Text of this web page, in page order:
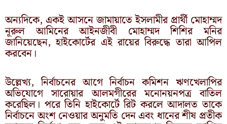
অন্যদিকে, একই আসনে জামায়াতে ইসলামীর প্রার্থী মোহাম্মদ
নূরুল আমিনের আইনজীবী মোহাম্মদ শিশির মনির
জানিয়েছেন, হাইকোর্টের এই রায়ের বিরুদ্ধে তারা আপিল
করবেন।
উল্লেখ্য, নির্বাচনের আগে নির্বাচন কমিশন ঋণখেলাপির
অভিযোগে সারোয়ার আলমগীরের মনোনয়নপত্র বাতিল
করেছিল। পরে তিনি হাইকোর্টে রিট করলে আদালত তাকে
নির্বাচনে অংশ নেওয়ার অনুমতি দেন এবং ধানের শীষ প্রতীক